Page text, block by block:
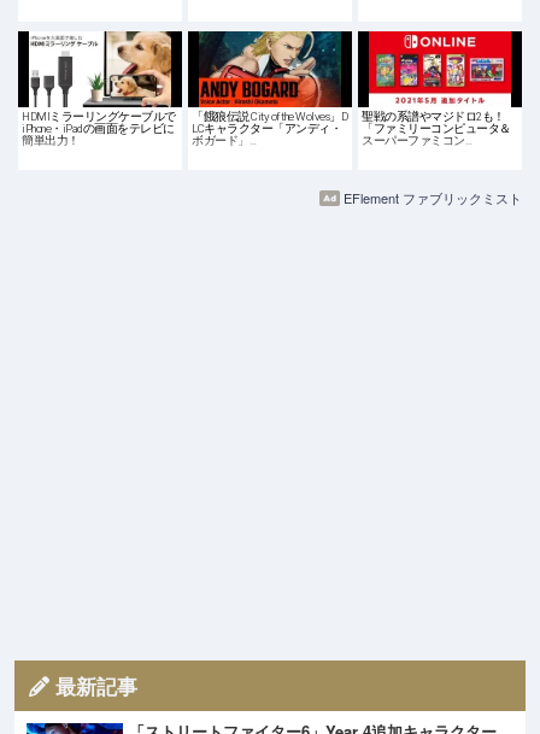
HDMIミラーリングケーブルで
iPhone・iPadの画面をテレビに
簡単出力！
「餓狼伝説 City of the Wolves」D
LCキャラクター「アンディ・
ボガード」…
聖戦の系譜やマジドロ2も！
「ファミリーコンピュータ＆
スーパーファミコン…
EFlement ファブリックミスト
最新記事